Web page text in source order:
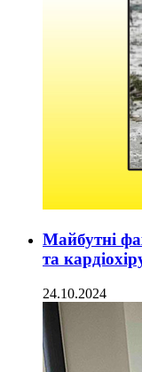
Майбутні
та
24.10.2024